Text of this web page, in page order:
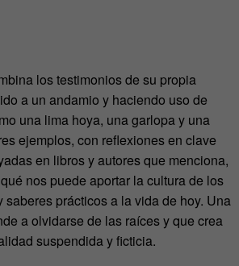
los testimonios de su propia
a un andamio y haciendo uso de
una lima hoya, una garlopa y una
ejemplos, con reflexiones en clave
en libros y autores que menciona,
nos puede aportar la cultura de los
saberes prácticos a la vida de hoy. Una
a olvidarse de las raíces y que crea
suspendida y ficticia.